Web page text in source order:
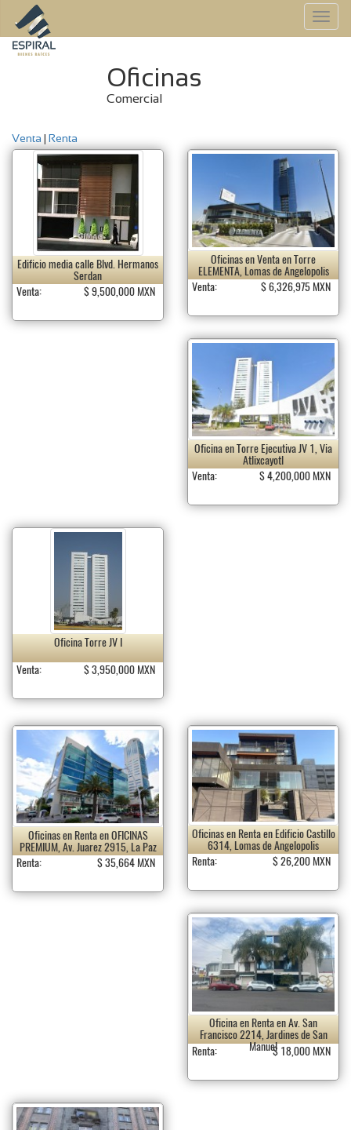
Oficinas
Comercial
Venta | Renta
Edificio media calle Blvd. Hermanos
Serdan
Venta:
$ 9,500,000 MXN
Oficinas en Venta en Torre
ELEMENTA, Lomas de Angelopolis
Venta:
$ 6,326,975 MXN
Oficina en Torre Ejecutiva JV 1, Via
Atlixcayotl
Venta:
$ 4,200,000 MXN
Oficina Torre JV I
Venta:
$ 3,950,000 MXN
Oficinas en Renta en OFICINAS
PREMIUM, Av. Juarez 2915, La Paz
Renta:
$ 35,664 MXN
Oficinas en Renta en Edificio Castillo
6314, Lomas de Angelopolis
Renta:
$ 26,200 MXN
Oficina en Renta en Av. San
Francisco 2214, Jardines de San
Manuel
Renta: $ 18,000 MXN